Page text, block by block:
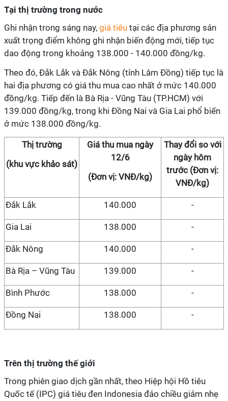
Tại thị trường trong nước
Ghi nhận trong sáng nay, giá tiêu tại các địa phương sản
xuất trọng điểm không ghi nhận biến động mới, tiếp tục
dao động trong khoảng 138.000 - 140.000 đồng/kg.
Theo đó, Đắk Lắk và Đắk Nông (tỉnh Lâm Đồng) tiếp tục là
hai địa phương có giá thu mua cao nhất ở mức 140.000
đồng/kg. Tiếp đến là Bà Rịa - Vũng Tàu (TP.HCM) với
139.000 đồng/kg, trong khi Đồng Nai và Gia Lai phổ biến
ở mức 138.000 đồng/kg.
Thị trường
(khu vực khảo sát)
Giá thu mua ngày
12/6
(Đơn vị: VNĐ/kg)
Thay đổi so với
ngày hôm
trước (Đơn vị:
VNĐ/kg)
Đắk Lắk 140.000 -
Gia Lai 138.000 -
Đắk Nông 140.000 -
Bà Rịa – Vũng Tàu 139.000 -
Bình Phước 138.000 -
Đồng Nai 138.000 -
Trên thị trường thế giới
Trong phiên giao dịch gần nhất, theo Hiệp hội Hồ tiêu
Quốc tế (IPC) giá tiêu đen Indonesia đảo chiều giảm nhẹ